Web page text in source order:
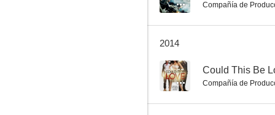
Compañía de
2014
-- Could This Be
Compañía de